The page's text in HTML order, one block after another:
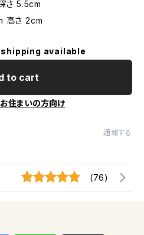
さ 5.5cm
さ 2cm
available
to cart
住まいの方向け
通報する
(76)